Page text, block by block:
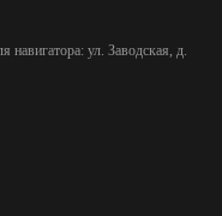
ул. Заводская, д.